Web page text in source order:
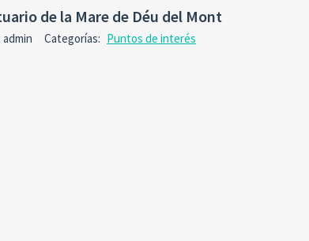
de la Mare de Déu del Mont
Categorías: Puntos de interés